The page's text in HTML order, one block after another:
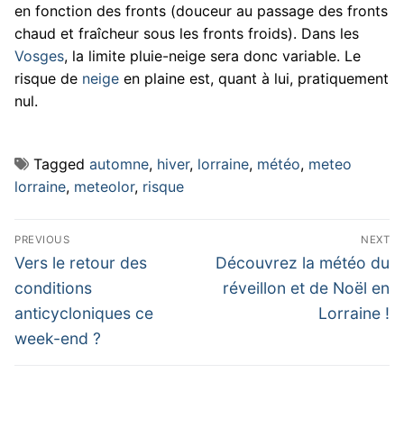
en fonction des fronts (douceur au passage des fronts
chaud et fraîcheur sous les fronts froids). Dans les
Vosges, la limite pluie-neige sera donc variable. Le
risque de neige en plaine est, quant à lui, pratiquement
nul.
Tagged automne, hiver, lorraine, météo, meteo
lorraine, meteolor, risque
Navigation
de
l’article
PREVIOUS
Previous
post:
Vers le retour des
conditions
anticycloniques ce
week-end ?
NEXT
Next
post:
Découvrez la météo du
réveillon et de Noël en
Lorraine !